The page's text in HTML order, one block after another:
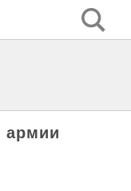
армии